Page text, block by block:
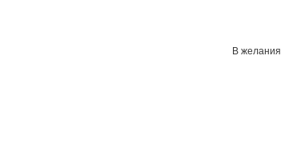
В желания